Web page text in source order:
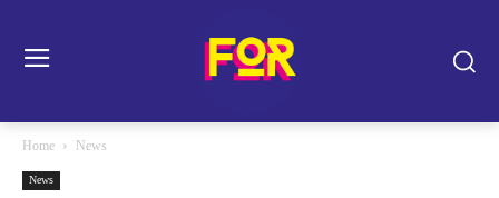
Home News
News